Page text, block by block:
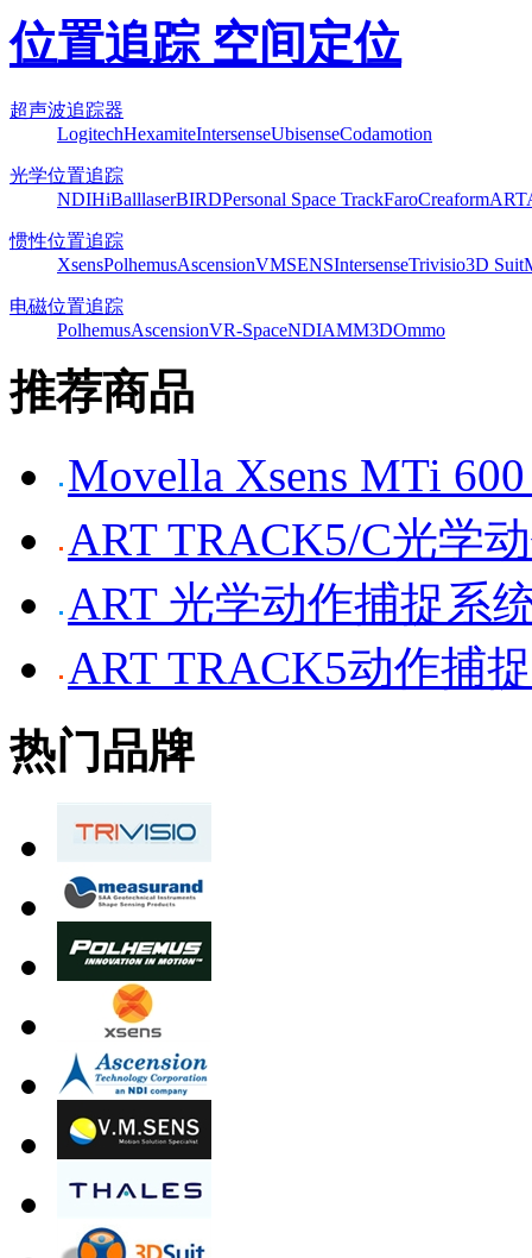
位置追踪 空间定位
超声波追踪器
LogitechHexamiteIntersenseUbisenseCodamotion
光学位置追踪
NDIHiBalllaserBIRDPersonal Space TrackFaroCreaformART
惯性位置追踪
XsensPolhemusAscensionVMSENSIntersenseTrivisio3D Suit
电磁位置追踪
PolhemusAscensionVR-SpaceNDIAMM3DOmmo
推荐商品
Movella Xsens MTi
ART TRACK5/C光学
ART 光学动作捕捉系
ART TRACK5动作捕
热门品牌